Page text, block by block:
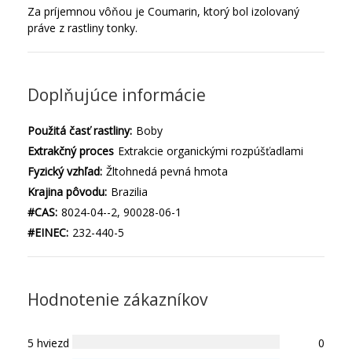
Za príjemnou vôňou je Coumarin, ktorý bol izolovaný
práve z rastliny tonky.
Doplňujúce informácie
Použitá časť rastliny: Boby
Extrakčný proces Extrakcie organickými rozpúšťadlami
Fyzický vzhľad: Žltohnedá pevná hmota
Krajina pôvodu: Brazilia
#CAS: 8024-04--2, 90028-06-1
#EINEC: 232-440-5
Hodnotenie zákazníkov
5 hviezd
0